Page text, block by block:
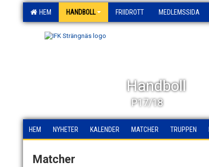
HEM HANDBOLL FRIIDROTT MEDLEMSSIDA
Handboll
P17/18
HEM NYHETER KALENDER MATCHER TRUPPEN
Matcher